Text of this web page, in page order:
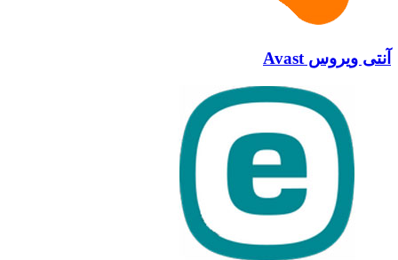
آنتی ویروس Avast